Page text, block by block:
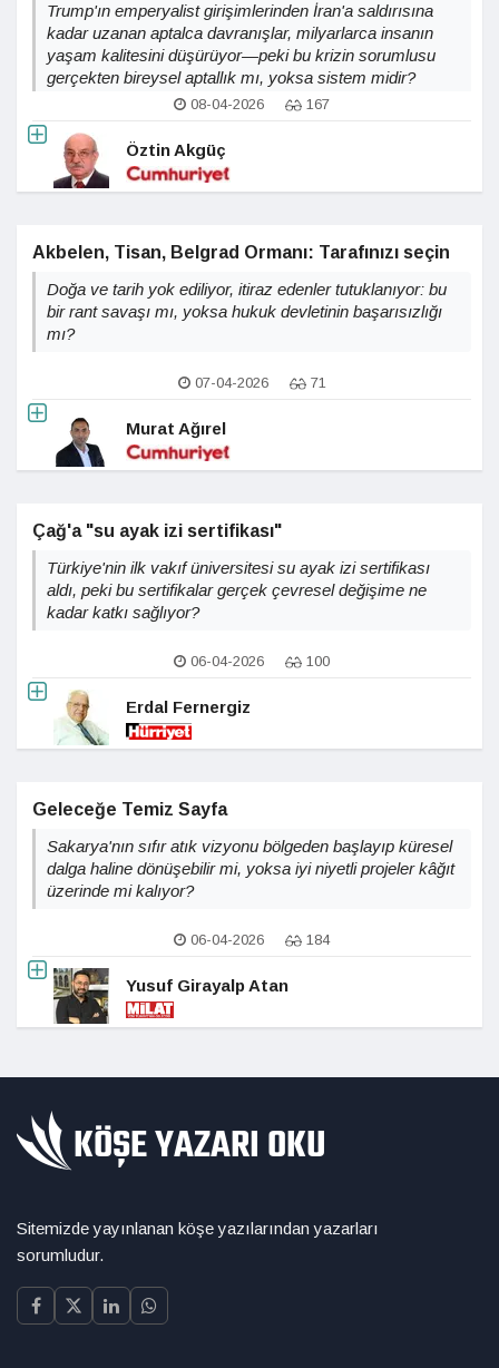
Trump'ın emperyalist girişimlerinden İran'a saldırısına
kadar uzanan aptalca davranışlar, milyarlarca insanın
yaşam kalitesini düşürüyor—peki bu krizin sorumlusu
gerçekten bireysel aptallık mı, yoksa sistem midir?
08-04-2026 167
Öztin Akgüç
Akbelen, Tisan, Belgrad Ormanı: Tarafınızı seçin
Doğa ve tarih yok ediliyor, itiraz edenler tutuklanıyor: bu
bir rant savaşı mı, yoksa hukuk devletinin başarısızlığı
mı?
07-04-2026 71
Murat Ağırel
Çağ'a "su ayak izi sertifikası"
Türkiye'nin ilk vakıf üniversitesi su ayak izi sertifikası
aldı, peki bu sertifikalar gerçek çevresel değişime ne
kadar katkı sağlıyor?
06-04-2026 100
Erdal Fernergiz
Geleceğe Temiz Sayfa
Sakarya'nın sıfır atık vizyonu bölgeden başlayıp küresel
dalga haline dönüşebilir mi, yoksa iyi niyetli projeler kâğıt
üzerinde mi kalıyor?
06-04-2026 184
Yusuf Girayalp Atan
Sitemizde yayınlanan köşe yazılarından yazarları
sorumludur.